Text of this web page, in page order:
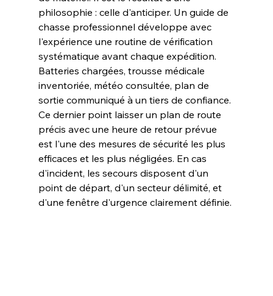
philosophie : celle d'anticiper. Un guide de
chasse professionnel développe avec
l'expérience une routine de vérification
systématique avant chaque expédition.
Batteries chargées, trousse médicale
inventoriée, météo consultée, plan de
sortie communiqué à un tiers de confiance.
Ce dernier point laisser un plan de route
précis avec une heure de retour prévue
est l'une des mesures de sécurité les plus
efficaces et les plus négligées. En cas
d'incident, les secours disposent d'un
point de départ, d'un secteur délimité, et
d'une fenêtre d'urgence clairement définie.